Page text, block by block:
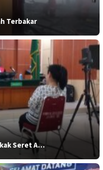
Terbakar
Seret A…